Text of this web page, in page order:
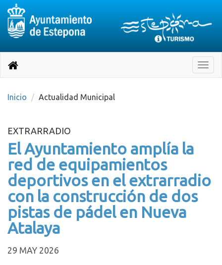
página
Toggle
Destino:
Volver
inicio
Inicio Actualidad Municipal
EXTRARRADIO
El Ayuntamiento amplía la
red de equipamientos
deportivos en el extrarradio
con la construcción de dos
pistas de pádel en Nueva
Atalaya
29 MAY 2026